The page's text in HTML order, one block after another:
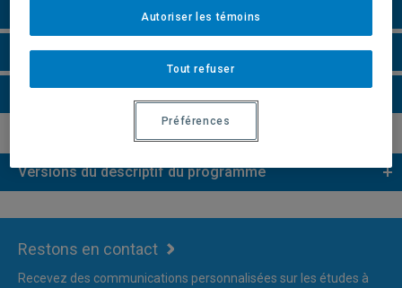
Perspectives professionnelles
Faire une demande d'admission
Plus d'information
Versions du descriptif du programme
Restons en contact
Recevez des communications personnalisées sur les études à
Tout refuser
Autoriser les témoins
Préférences